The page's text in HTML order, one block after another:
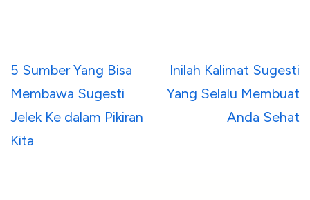
Navigasi
pos
5 Sumber Yang Bisa
Membawa Sugesti
Jelek Ke dalam Pikiran
Kita
Inilah Kalimat Sugesti
Yang Selalu Membuat
Anda Sehat